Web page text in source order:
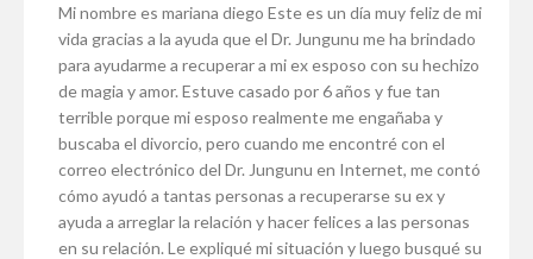
Mi nombre es mariana diego Este es un día muy feliz de mi
vida gracias a la ayuda que el Dr. Jungunu me ha brindado
para ayudarme a recuperar a mi ex esposo con su hechizo
de magia y amor. Estuve casado por 6 años y fue tan
terrible porque mi esposo realmente me engañaba y
buscaba el divorcio, pero cuando me encontré con el
correo electrónico del Dr. Jungunu en Internet, me contó
cómo ayudó a tantas personas a recuperarse su ex y
ayuda a arreglar la relación y hacer felices a las personas
en su relación. Le expliqué mi situación y luego busqué su